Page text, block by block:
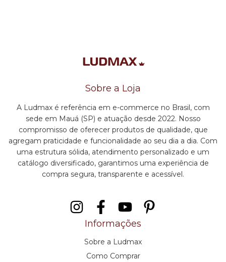
Sobre a Loja
A Ludmax é referência em e-commerce no Brasil, com
sede em Mauá (SP) e atuação desde 2022. Nosso
compromisso de oferecer produtos de qualidade, que
agregam praticidade e funcionalidade ao seu dia a dia. Com
uma estrutura sólida, atendimento personalizado e um
catálogo diversificado, garantimos uma experiência de
compra segura, transparente e acessível.
Informações
Sobre a Ludmax
Como Comprar